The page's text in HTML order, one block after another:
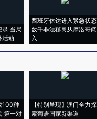
录 当局
活动
西班牙休达进入紧急状态
数千非法移民从摩洛哥闯
入
100种
第一对
【特别呈现】澳门全力探
索葡语国家新渠道